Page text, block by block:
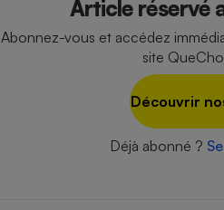
Article réservé
Abonnez-vous et accédez
site
Découvrir
Déjà abonné ?